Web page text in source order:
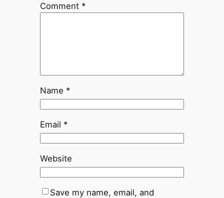
Comment *
Name *
Email *
Website
Save my name, email, and